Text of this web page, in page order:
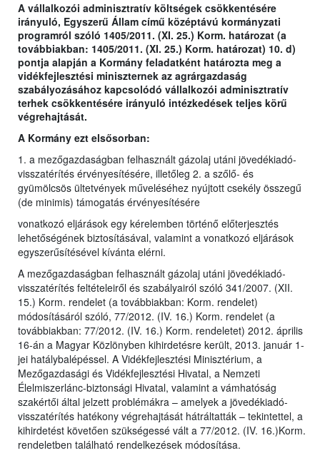
A vállalkozói adminisztratív költségek csökkentésére
irányuló, Egyszerű Állam című középtávú kormányzati
programról szóló 1405/2011. (XI. 25.) Korm. határozat (a
továbbiakban: 1405/2011. (XI. 25.) Korm. határozat) 10. d)
pontja alapján a Kormány feladatként határozta meg a
vidékfejlesztési miniszternek az agrárgazdaság
szabályozásához kapcsolódó vállalkozói adminisztratív
terhek csökkentésére irányuló intézkedések teljes körű
végrehajtását.
A Kormány ezt elsősorban:
1. a mezőgazdaságban felhasznált gázolaj utáni jövedékiadó-
visszatérítés érvényesítésére, illetőleg 2. a szőlő- és
gyümölcsös ültetvények műveléséhez nyújtott csekély összegű
(de minimis) támogatás érvényesítésére
vonatkozó eljárások egy kérelemben történő előterjesztés
lehetőségének biztosításával, valamint a vonatkozó eljárások
egyszerűsítésével kívánta elérni.
A mezőgazdaságban felhasznált gázolaj utáni jövedékiadó-
visszatérítés feltételeiről és szabályairól szóló 341/2007. (XII.
15.) Korm. rendelet (a továbbiakban: Korm. rendelet)
módosításáról szóló, 77/2012. (IV. 16.) Korm. rendelet (a
továbbiakban: 77/2012. (IV. 16.) Korm. rendeletet) 2012. április
16-án a Magyar Közlönyben kihirdetésre került, 2013. január 1-
jei hatálybalépéssel. A Vidékfejlesztési Minisztérium, a
Mezőgazdasági és Vidékfejlesztési Hivatal, a Nemzeti
Élelmiszerlánc-biztonsági Hivatal, valamint a vámhatóság
szakértői által jelzett problémákra – amelyek a jövedékiadó-
visszatérítés hatékony végrehajtását hátráltatták – tekintettel, a
kihirdetést követően szükségessé vált a 77/2012. (IV. 16.)Korm.
rendeletben található rendelkezések módosítása.